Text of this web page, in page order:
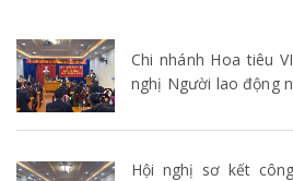
Chi nhánh Hoa tiêu
nghị Người lao động
Hội nghị sơ kết